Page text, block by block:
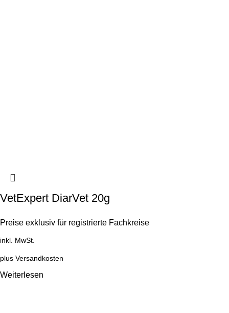
VetExpert DiarVet 20g
Preise exklusiv für registrierte Fachkreise
inkl. MwSt.
plus Versandkosten
Weiterlesen